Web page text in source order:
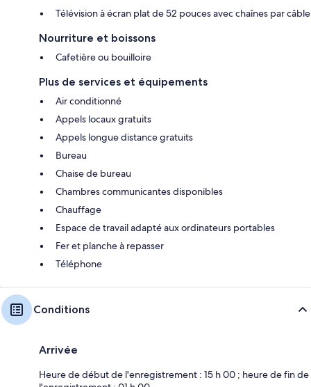
Télévision à écran plat de 52 pouces avec chaînes par câble
Nourriture et boissons
Cafetière ou bouilloire
Plus de services et équipements
Air conditionné
Appels locaux gratuits
Appels longue distance gratuits
Bureau
Chaise de bureau
Chambres communicantes disponibles
Chauffage
Espace de travail adapté aux ordinateurs portables
Fer et planche à repasser
Téléphone
Conditions
Arrivée
Heure de début de l'enregistrement : 15 h 00 ; heure de fin de